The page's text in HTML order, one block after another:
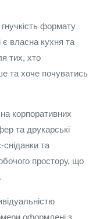
формату
є власна кухня та
тих, хто
та хоче почуватись
корпоративних
та друкарські
сніданки та
простору, що
оформлені з